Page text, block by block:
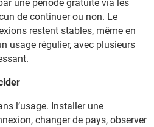
une période gratuite via les
de continuer ou non. Le
restent stables, même en
usage régulier, avec plusieurs
l’usage. Installer une
changer de pays, observer